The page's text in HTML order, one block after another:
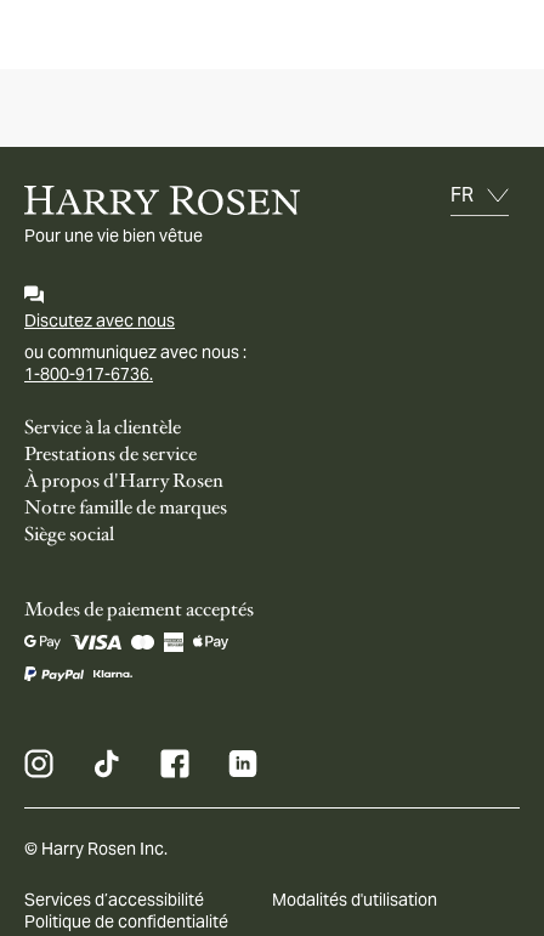
Pour une vie bien vêtue
Discutez avec nous
ou communiquez avec nous :
1-800-917-6736.
Service à la clientèle
Prestations de service
À propos d'Harry Rosen
Notre famille de marques
Siège social
Modes de paiement acceptés
© Harry Rosen Inc.
Services d’accessibilité
Modalités d'utilisation
Politique de confidentialité